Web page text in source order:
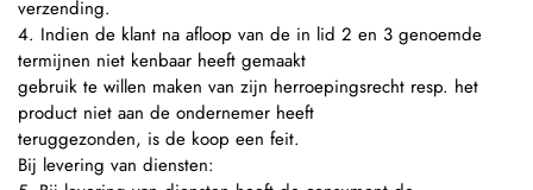
verzending.
4. Indien de klant na afloop van de in lid 2 en 3 genoemde
termijnen niet kenbaar heeft gemaakt
gebruik te willen maken van zijn herroepingsrecht resp. het
product niet aan de ondernemer heeft
teruggezonden, is de koop een feit.
Bij levering van diensten: